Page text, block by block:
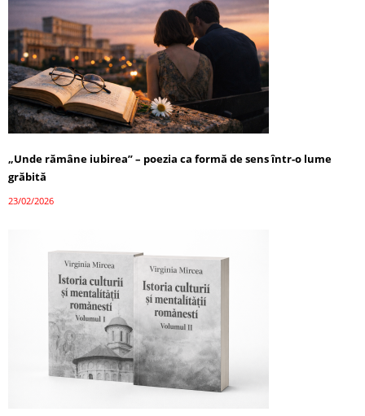
„Unde rămâne iubirea” – poezia ca formă de sens într-o lume
grăbită
23/02/2026